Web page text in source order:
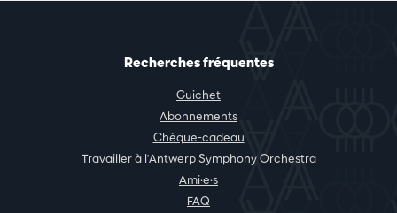
Recherches fréquentes
Guichet
Abonnements
Chèque-cadeau
Travailler à l'Antwerp Symphony Orchestra
Ami·e·s
FAQ